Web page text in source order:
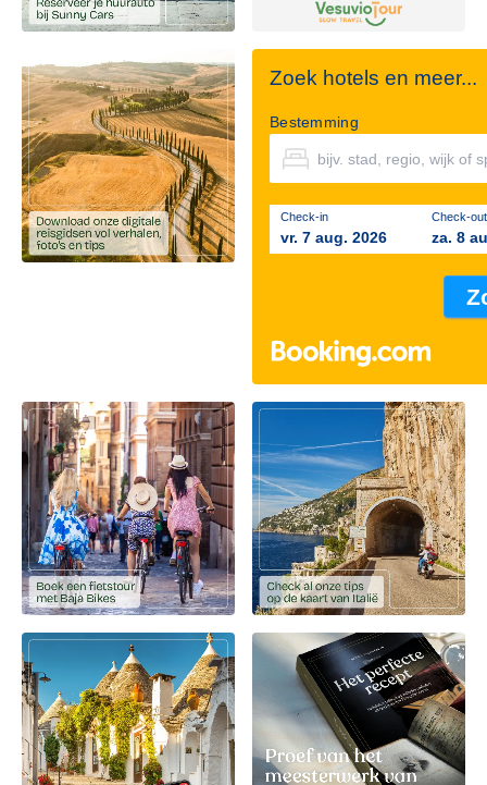
Zoek hotels en meer...
Bestemming
Check-in
vr. 7 aug. 2026
Check-out
za. 8